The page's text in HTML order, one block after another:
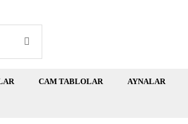
CAM TABLOLAR AYNALAR